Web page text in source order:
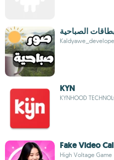
الصباحية
KYN
KYNHOOD
Fake Video
High Voltage Game